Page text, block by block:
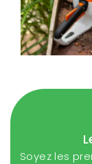
Soyez les